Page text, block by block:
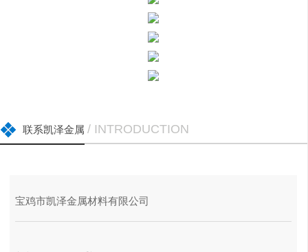
联系凯泽金属 / INTRODUCTION
宝鸡市凯泽金属材料有限公司